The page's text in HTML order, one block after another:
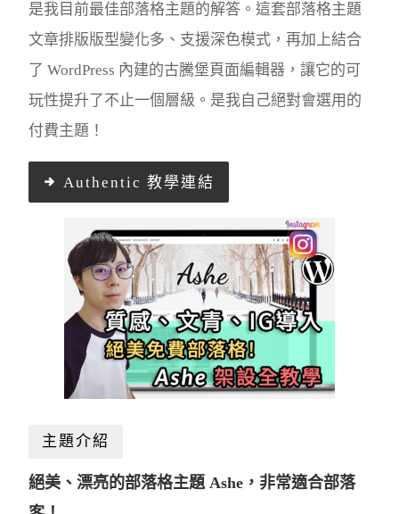
是我目前最佳部落格主題的解答。這套部落格主題
文章排版版型變化多、支援深色模式，再加上結合
了 WordPress 內建的古騰堡頁面編輯器，讓它的可
玩性提升了不止一個層級。是我自己絕對會選用的
付費主題！
Authentic 教學連結
主題介紹
絕美、漂亮的部落格主題 Ashe，非常適合部落